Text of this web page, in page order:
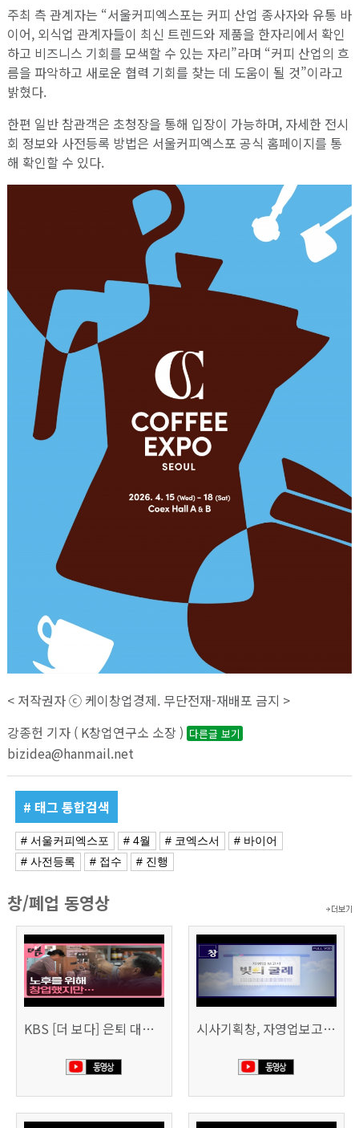
주최 측 관계자는 “서울커피엑스포는 커피 산업 종사자와 유통 바
이어, 외식업 관계자들이 최신 트렌드와 제품을 한자리에서 확인
하고 비즈니스 기회를 모색할 수 있는 자리”라며 “커피 산업의 흐
름을 파악하고 새로운 협력 기회를 찾는 데 도움이 될 것”이라고
밝혔다.
한편 일반 참관객은 초청장을 통해 입장이 가능하며, 자세한 전시
회 정보와 사전등록 방법은 서울커피엑스포 공식 홈페이지를 통
해 확인할 수 있다.
< 저작권자 ⓒ 케이창업경제. 무단전재-재배포 금지 >
강종헌 기자 ( K창업연구소 소장 ) 다른글 보기
bizidea@hanmail.net
# 태그 통합검색
# 서울커피엑스포 # 4월 # 코엑스서
# 바이어
# 사전등록
# 접수 # 진행
창/폐업 동영상
KBS [더 보다] 은퇴 대신 폐업 시사기획창, 자영업보고서 빚의 굴레 507회 (KBS 25.6.10)